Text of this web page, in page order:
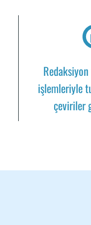
işlemleriyle
çeviriler